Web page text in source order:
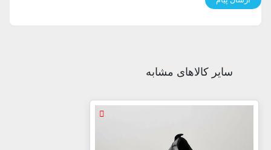
سایر کالاهای مشابه